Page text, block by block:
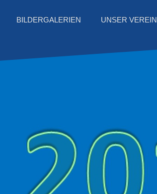
BILDERGALERIEN UNSER VEREIN